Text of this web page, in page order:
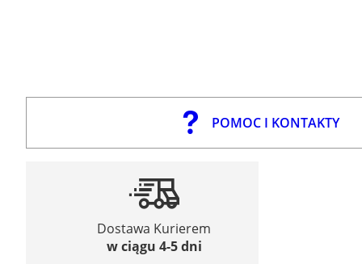
POMOC I KONTAKTY
Dostawa Kurierem
w ciągu 4-5 dni